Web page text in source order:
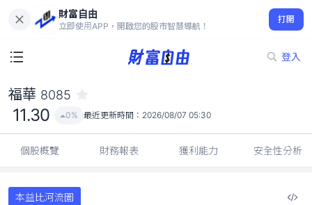
財富自由
立即使用APP，開啟您的股市智慧導航！
打開
登入
11.30
0%
福華 8085
11.30 0% 最近更新時間： 2026/08/07 05:30
個股概覽 財務報表 獲利能力 安全性分析
本益比河流圖